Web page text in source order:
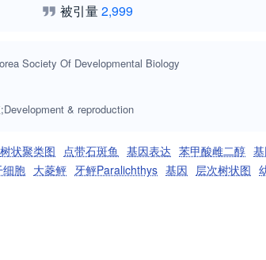
被引量2,999
Society Of Developmental Biology
& reproduction
树状聚类图 点带石斑鱼 基因表达 苯甲酸雌二醇
细胞 大菱鲆 牙鲆Paralichthys 基因 层次树状图